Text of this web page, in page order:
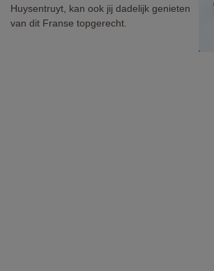
Huysentruyt, kan ook jij dadelijk genieten
van dit Franse topgerecht.